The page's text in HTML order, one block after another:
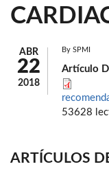
ABR
22
2018
By SPMI
Artículo
53628
ARTÍCULOS